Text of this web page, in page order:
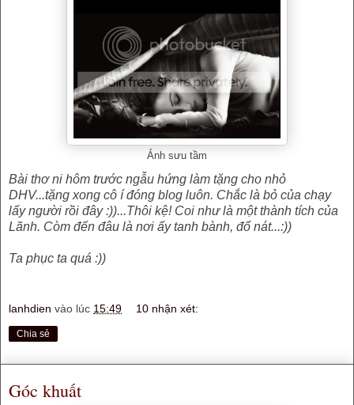
Ảnh sưu tầm
Bài thơ ni hôm trước ngẫu hứng làm tặng cho nhỏ
DHV...tặng xong cô í đóng blog luôn. Chắc là bỏ của chạy
lấy người rồi đây :))...Thôi kệ! Coi như là một thành tích của
Lãnh. Còm đến đâu là nơi ấy tanh bành, đổ nát...:))
Ta phục ta quá :))
lanhdien vào lúc 15:49 10 nhận xét:
Chia sẻ
Góc khuất